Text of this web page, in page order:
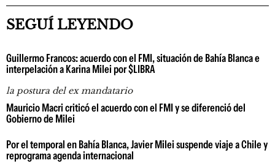
SEGUÍ LEYENDO
Guillermo Francos: acuerdo con el FMI, situación de Bahía Blanca e
interpelación a Karina Milei por $LIBRA
la postura del ex mandatario
Mauricio Macri criticó el acuerdo con el FMI y se diferenció del
Gobierno de Milei
Por el temporal en Bahía Blanca, Javier Milei suspende viaje a Chile y
reprograma agenda internacional